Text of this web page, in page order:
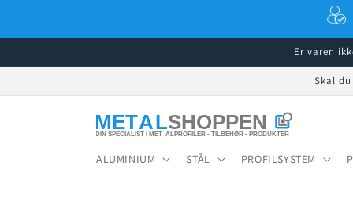
Er varen
Skal
ALUMINIUM STÅL PROFILSYSTEM